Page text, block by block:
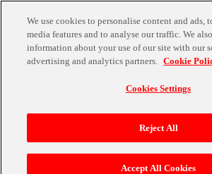
遠藤会がキターーーー！！
We use cookies to personalise content and ads,
media features and to analyse our traffic. We
information about your use of our site with our
advertising and analytics partners. Cookie
Cookies Settings
Reject All
Accept All Cookies